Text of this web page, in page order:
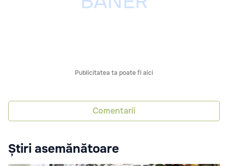
Publicitatea ta poate fi aici
Comentarii
Știri asemănătoare